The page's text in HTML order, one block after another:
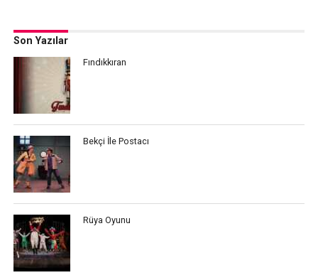
Son Yazılar
Fındıkkıran
Bekçi İle Postacı
Rüya Oyunu